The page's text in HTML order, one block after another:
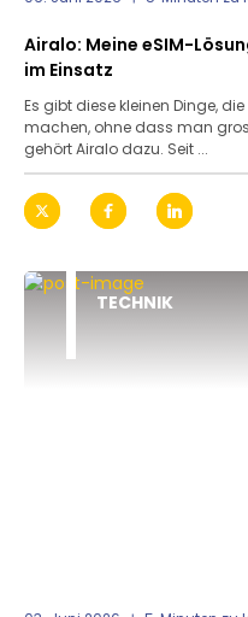
Airalo: Meine eSIM-
im Einsatz
Es gibt diese kleinen Dinge,
machen, ohne dass man
gehört Airalo dazu. Seit ...
TECHNIK